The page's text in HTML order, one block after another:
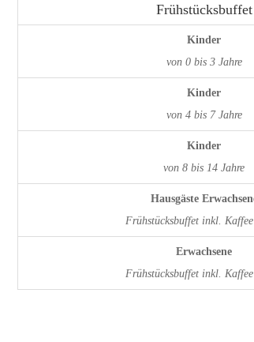
Frühstücksbuffet
Kinder
von 0 bis 3 Jahre
Kinder
von 4 bis 7 Jahre
Kinder
von 8 bis 14 Jahre
Hausgäste
Frühstücksbuffet inkl.
Erwachsene
Frühstücksbuffet inkl.